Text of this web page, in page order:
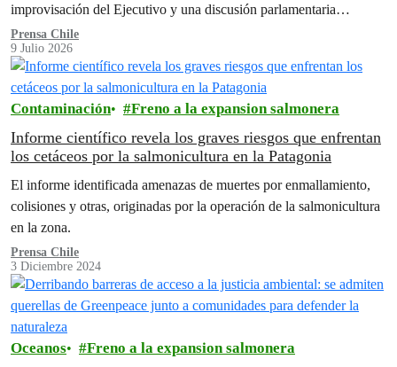
improvisación del Ejecutivo y una discusión parlamentaria
acelerada, realizada bajo…
Prensa Chile
9 Julio 2026
Contaminación Freno a la expansion salmonera
Informe científico revela los graves riesgos que enfrentan
los cetáceos por la salmonicultura en la Patagonia
El informe identificada amenazas de muertes por enmallamiento,
colisiones y otras, originadas por la operación de la salmonicultura
en la zona.
Prensa Chile
3 Diciembre 2024
Oceanos Freno a la expansion salmonera